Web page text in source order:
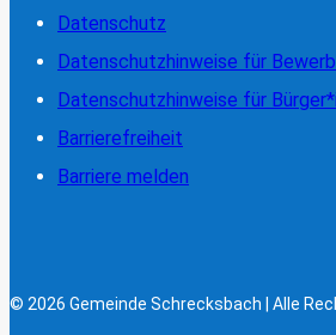
Datenschutz
Datenschutzhinweise für
Datenschutzhinweise für
Barrierefreiheit
Barriere melden
© 2026 Gemeinde Schrecksbach | Alle